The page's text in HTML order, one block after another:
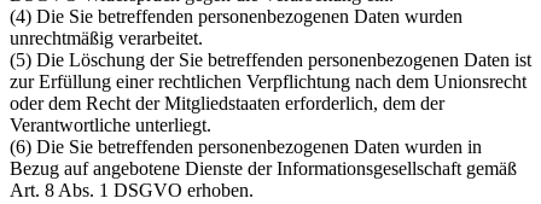
(4) Die Sie betreffenden personenbezogenen Daten wurden
unrechtmäßig verarbeitet.
(5) Die Löschung der Sie betreffenden personenbezogenen Daten ist
zur Erfüllung einer rechtlichen Verpflichtung nach dem Unionsrecht
oder dem Recht der Mitgliedstaaten erforderlich, dem der
Verantwortliche unterliegt.
(6) Die Sie betreffenden personenbezogenen Daten wurden in
Bezug auf angebotene Dienste der Informationsgesellschaft gemäß
Art. 8 Abs. 1 DSGVO erhoben.